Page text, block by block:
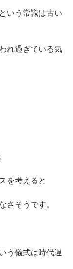
いう常識は古い
れ過ぎている気
を考えると
さそうです。
う儀式は時代遅